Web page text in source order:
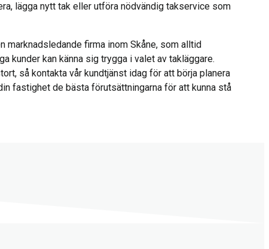
lägga nytt tak eller utföra nödvändig takservice som
marknadsledande firma inom Skåne, som alltid
kunder kan känna sig trygga i valet av takläggare.
så kontakta vår kundtjänst idag för att börja planera
fastighet de bästa förutsättningarna för att kunna stå